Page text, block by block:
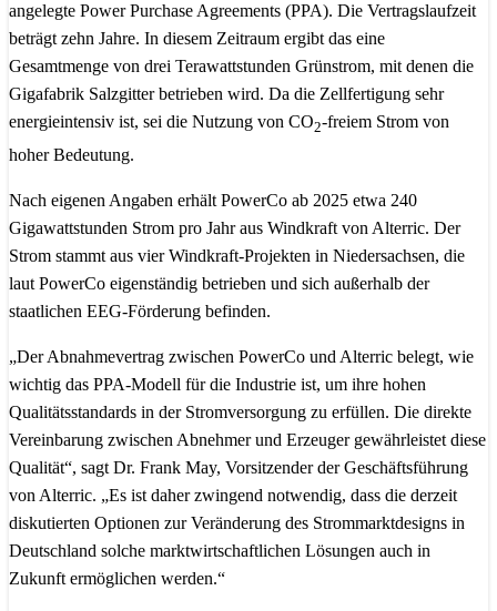
angelegte Power Purchase Agreements (PPA). Die Vertragslaufzeit
beträgt zehn Jahre. In diesem Zeitraum ergibt das eine
Gesamtmenge von drei Terawattstunden Grünstrom, mit denen die
Gigafabrik Salzgitter betrieben wird. Da die Zellfertigung sehr
energieintensiv ist, sei die Nutzung von CO2-freiem Strom von
hoher Bedeutung.
Nach eigenen Angaben erhält PowerCo ab 2025 etwa 240
Gigawattstunden Strom pro Jahr aus Windkraft von Alterric. Der
Strom stammt aus vier Windkraft-Projekten in Niedersachsen, die
laut PowerCo eigenständig betrieben und sich außerhalb der
staatlichen EEG-Förderung befinden.
„Der Abnahmevertrag zwischen PowerCo und Alterric belegt, wie
wichtig das PPA-Modell für die Industrie ist, um ihre hohen
Qualitätsstandards in der Stromversorgung zu erfüllen. Die direkte
Vereinbarung zwischen Abnehmer und Erzeuger gewährleistet diese
Qualität“, sagt Dr. Frank May, Vorsitzender der Geschäftsführung
von Alterric. „Es ist daher zwingend notwendig, dass die derzeit
diskutierten Optionen zur Veränderung des Strommarktdesigns in
Deutschland solche marktwirtschaftlichen Lösungen auch in
Zukunft ermöglichen werden.“